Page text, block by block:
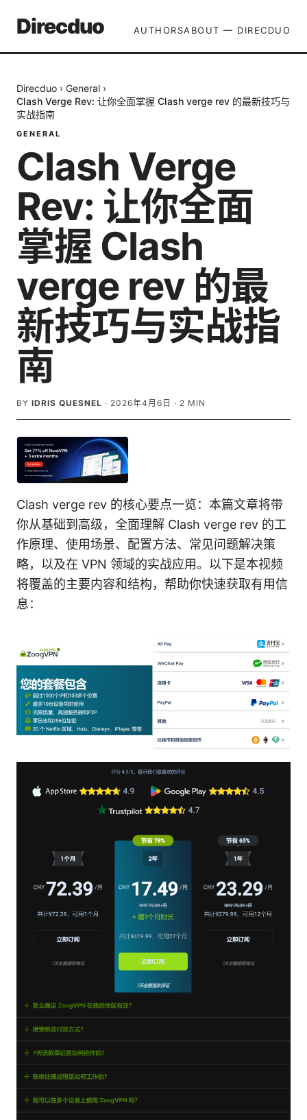
Direcduo AUTHORSABOUT — DIRECDUO
Direcduo › General ›
Clash Verge Rev: 让你全面掌握 Clash verge rev 的最新技巧与
实战指南
GENERAL
Clash Verge
Rev: 让你全面
掌握 Clash
verge rev 的最
新技巧与实战指
南
BY IDRIS QUESNEL · 2026年4月6日 · 2 MIN
Clash verge rev 的核心要点一览：本篇文章将带
你从基础到高级，全面理解 Clash verge rev 的工
作原理、使用场景、配置方法、常见问题解决策
略，以及在 VPN 领域的实战应用。以下是本视频
将覆盖的主要内容和结构，帮助你快速获取有用信
息：